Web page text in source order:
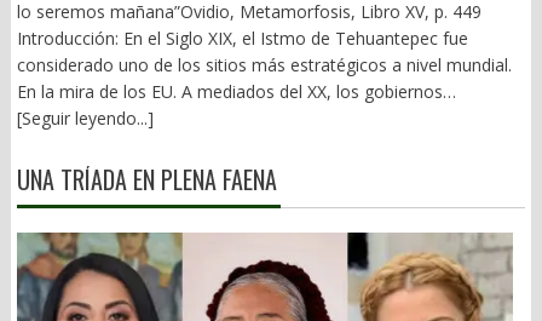
lo seremos mañana”Ovidio, Metamorfosis, Libro XV, p. 449
Introducción: En el Siglo XIX, el Istmo de Tehuantepec fue
considerado uno de los sitios más estratégicos a nivel mundial.
En la mira de los EU. A mediados del XX, los gobiernos
emanados del PRI iniciaron una serie de proyectos, todos
Transístmico, Proyecto Alfa-Omega, Plan Puebla-Panamá y
otros. En 2018, la 4T volvió a la carga, considerándolo uno de
por la corrupción y la complicidad. Sobre la vieja vía inaugurada
por el general Porfirio Díaz (1907), se montaron nuevas vías. En
2026 sigue siendo un fiasco. 1).- La primera falacia Se ha dicho
[Seguir leyendo...]
UNA TRÍADA EN PLENA FAENA